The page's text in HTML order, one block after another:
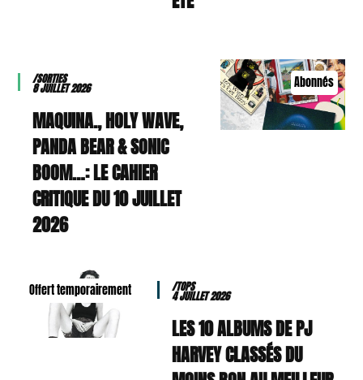
Abonnés
/SORTIES
8 JUILLET 2026
MAQUINA., HOLY WAVE,
PANDA BEAR & SONIC
BOOM…: LE CAHIER
CRITIQUE DU 10 JUILLET
2026
Offert temporairement /TOPS
4 JUILLET 2026
LES 10 ALBUMS DE PJ
HARVEY CLASSÉS DU